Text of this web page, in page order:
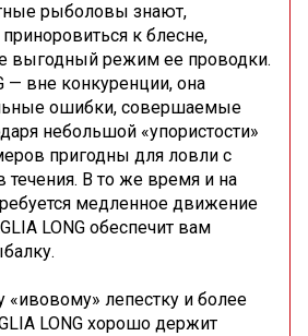
рыболовы знают,
к блесне,
выгодный режим ее проводки.
— вне конкуренции, она
ошибки, совершаемые
небольшой «упористости»
пригодны для ловли с
течения. В то же время и на
медленное движение
LONG обеспечит вам
«ивовому» лепестку и более
LONG хорошо держит